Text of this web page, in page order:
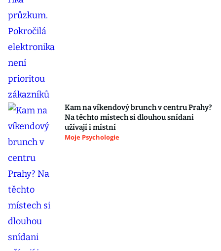
Kam na víkendový brunch v centru Prahy?
Na těchto místech si dlouhou snídani
užívají i místní
Moje Psychologie